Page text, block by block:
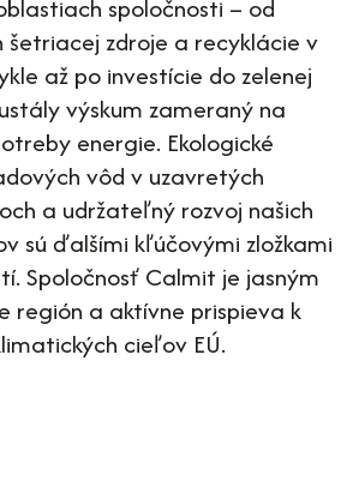
spoločnosti – od
šetriacej zdroje a recyklácie v
až po investície do zelenej
výskum zameraný na
energie. Ekologické
vôd v uzavretých
a udržateľný rozvoj našich
sú ďalšími kľúčovými zložkami
Spoločnosť Calmit je jasným
región a aktívne prispieva k
cieľov EÚ.